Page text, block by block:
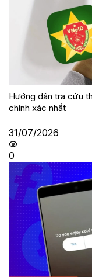
Hướng dẫn tra cứu
chính xác nhất
31/07/2026
0